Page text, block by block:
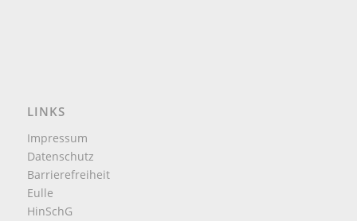
LINKS
Impressum
Datenschutz
Barrierefreiheit
Eulle
HinSchG